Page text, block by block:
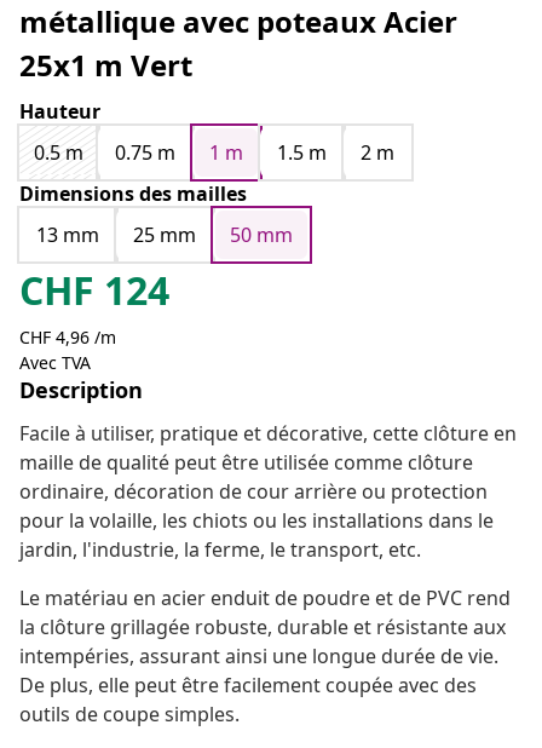
métallique avec poteaux Acier
25x1 m Vert
Hauteur
0.5 m
0.75 m 1 m 1.5 m
2 m
Dimensions des mailles
13 mm
25 mm 50 mm
CHF 124
CHF 4,96 /m
Avec TVA
Description
Facile à utiliser, pratique et décorative, cette clôture en
maille de qualité peut être utilisée comme clôture
ordinaire, décoration de cour arrière ou protection
pour la volaille, les chiots ou les installations dans le
jardin, l'industrie, la ferme, le transport, etc.
Le matériau en acier enduit de poudre et de PVC rend
la clôture grillagée robuste, durable et résistante aux
intempéries, assurant ainsi une longue durée de vie.
De plus, elle peut être facilement coupée avec des
outils de coupe simples.